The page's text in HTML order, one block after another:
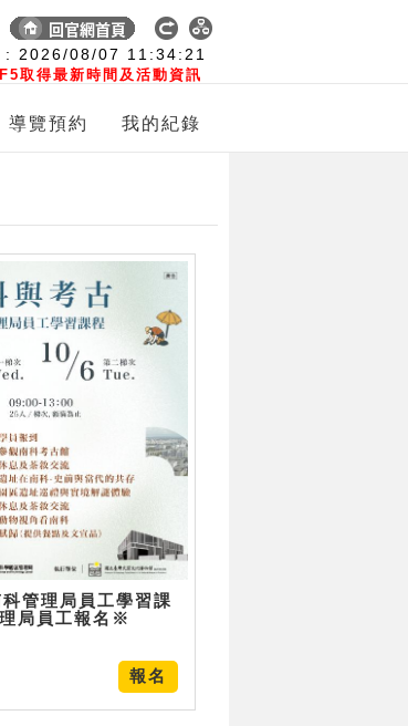
: 2026/08/07 11:34:23
取得最新時間及活動資訊
導覽預約 我的紀錄
管理局員工學習課
局員工報名※
報名